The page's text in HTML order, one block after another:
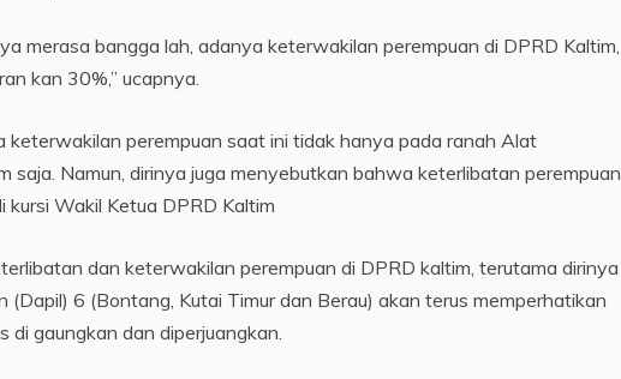
merasa bangga lah, adanya keterwakilan perempuan di DPRD Kaltim,
kan 30%,” ucapnya.
keterwakilan perempuan saat ini tidak hanya pada ranah Alat
saja. Namun, dirinya juga menyebutkan bahwa keterlibatan perempuan
kursi Wakil Ketua DPRD Kaltim
dan keterwakilan perempuan di DPRD kaltim, terutama dirinya
(Dapil) 6 (Bontang, Kutai Timur dan Berau) akan terus memperhatikan
di gaungkan dan diperjuangkan.